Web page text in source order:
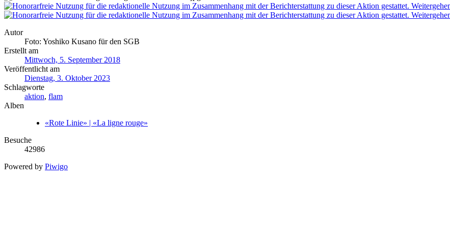
Autor
Foto: Yoshiko Kusano für den SGB
Erstellt am
Mittwoch, 5. September 2018
Veröffentlicht am
Dienstag, 3. Oktober 2023
Schlagworte
aktion, flam
Alben
«Rote Linie» | «La ligne rouge»
Besuche
42986
Powered by Piwigo